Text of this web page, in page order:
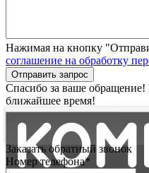
Нажимая на кнопку
соглашение на обработку
Отправить запрос
Спасибо за ваше
ближайшее время!
Заказать обратный звонок
Номер телефона*